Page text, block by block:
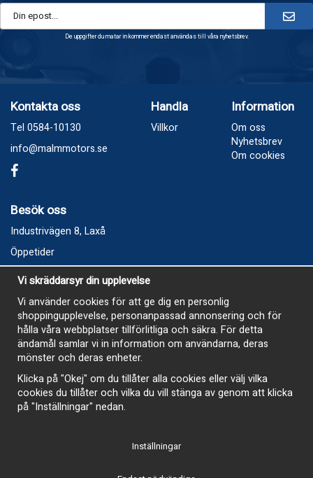
De uppgifter du matar in kommer endast användas till våra nyhetsbrev.
Kontakta oss
Tel 0584-10130
info@malmmotors.se
Handla
Villkor
Information
Om oss
Nyhetsbrev
Om cookies
Besök oss
Industrivägen 8, Laxå
Öppetider
Vecka 32
Måndag kl 9-12, kl 13 - 15
Onsdag kl 9-12, kl 13 - 15
Tisdag, Tordag och Fredag stängt
E-Handelsbutiken är öppen och paket skickas hela
sommaren
Vi skräddarsyr din upplevelse
Vi använder cookies för att ge dig en personlig
shoppingupplevelse, personanpassad annonsering och för
hålla våra webbplatser tillförlitliga och säkra. För detta
ändamål samlar vi in information om användarna, deras
mönster och deras enheter.
Klicka på "Okej" om du tillåter alla cookies eller välj vilka
cookies du tillåter och vilka du vill stänga av genom att klicka
på "Inställningar" nedan.
Inställningar